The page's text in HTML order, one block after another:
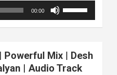
00:00
Arrow
increase
or
Mix | Desh
| Audio Track